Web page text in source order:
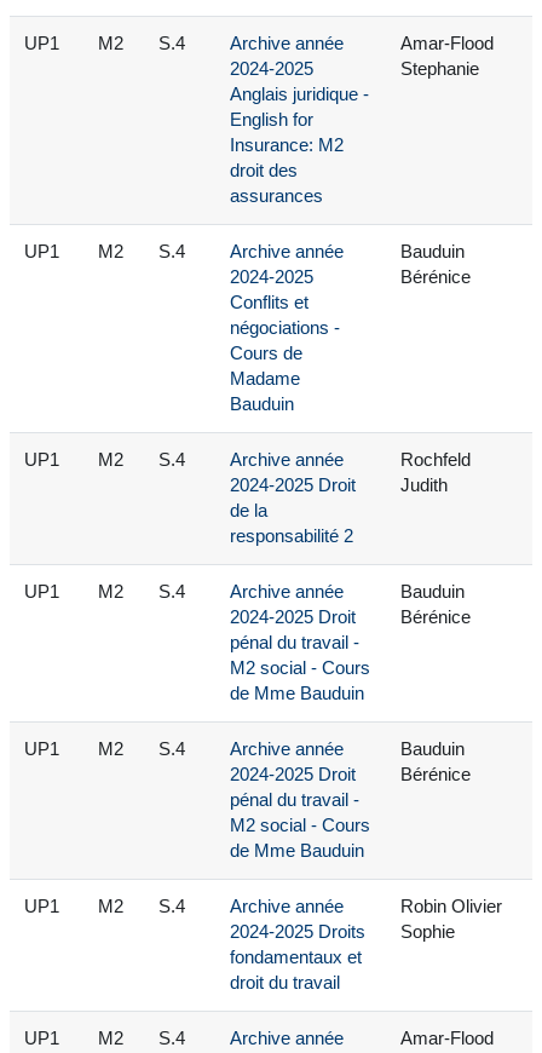
UP1 M2 S.4
Archive année
2024-2025
Anglais juridique -
English for
Insurance: M2
droit des
assurances
Amar-Flood
Stephanie
UP1 M2 S.4
Archive année
2024-2025
Conflits et
négociations -
Cours de
Madame
Bauduin
Bauduin
Bérénice
UP1 M2 S.4
Archive année
2024-2025 Droit
de la
responsabilité 2
Rochfeld
Judith
UP1 M2 S.4
Archive année
2024-2025 Droit
pénal du travail -
M2 social - Cours
de Mme Bauduin
Bauduin
Bérénice
UP1 M2 S.4
Archive année
2024-2025 Droit
pénal du travail -
M2 social - Cours
de Mme Bauduin
Bauduin
Bérénice
UP1 M2 S.4
Archive année
2024-2025 Droits
fondamentaux et
droit du travail
Robin Olivier
Sophie
UP1 M2 S.4
Archive année
Amar-Flood